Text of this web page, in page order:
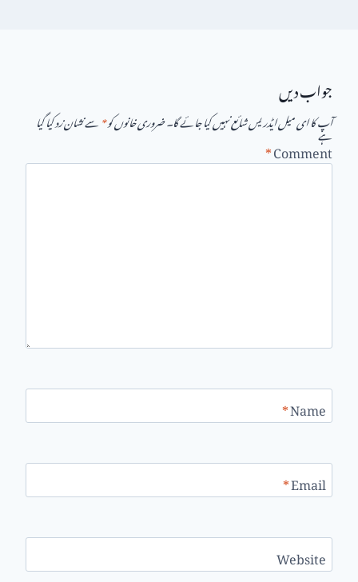
جواب دیں
آپ کا ای میل ایڈریس شائع نہیں کیا جائے گا۔ضروری خانوں کو*سے نشان زد کیا گیا ہے
Comment
*
Name
*
Email
*
Website